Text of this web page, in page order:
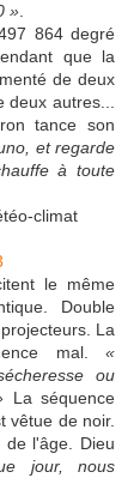
»
864 degré
que la
de deux
autres...
tance son
et regarde
à toute
climat
le même
Double
La
mal. «
ou
La séquence
vêtue de noir.
l'âge. Dieu
jour, nous